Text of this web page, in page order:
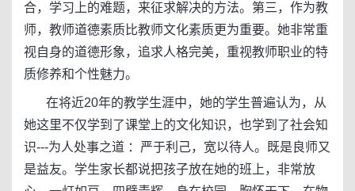
合，学习上的难题，来征求解决的方法。第三，作为教
师，教师道德素质比教师文化素质更为重要。她非常重
视自身的道德形象，追求人格完美，重视教师职业的特
质修养和个性魅力。
在将近20年的教学生涯中，她的学生普遍认为，从
她这里不仅学到了课堂上的文化知识，也学到了社会知
识---为人处事之道 ：严于利己，宽以待人。既是良师又
是益友。学生家长都说把孩子放在她的班上，非常放